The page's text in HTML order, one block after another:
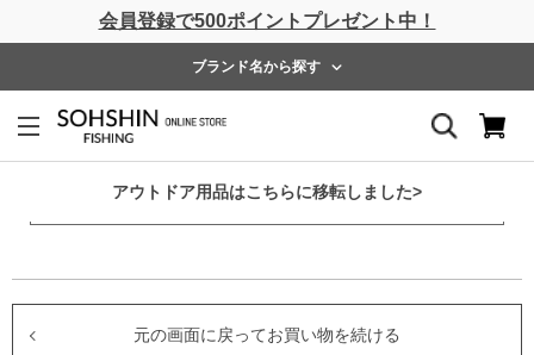
会員登録で500ポイントプレゼント中！
ブランド名から探す
アウトドア用品はこちらに移転しました>
ライフベスト ウェーダー レインウェア フットウェア
現在、買い物かごには商品が入っておりません。
クしてください。
元の画面に戻ってお買い物を続ける